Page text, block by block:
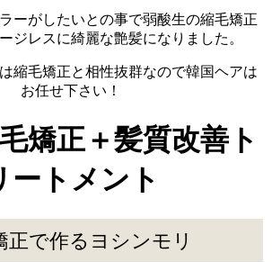
ーがしたいとの事で弱酸生の縮毛矯正
ジレスに綺麗な艶髪になりました。
縮毛矯正と相性抜群なので韓国ヘアは
お任せ下さい！
矯正＋髪質改善ト
ートメント
正で作るヨシンモリ